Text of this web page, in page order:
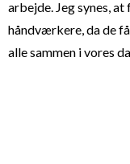
arbejde. Jeg synes,
håndværkere, da de
alle sammen i vores